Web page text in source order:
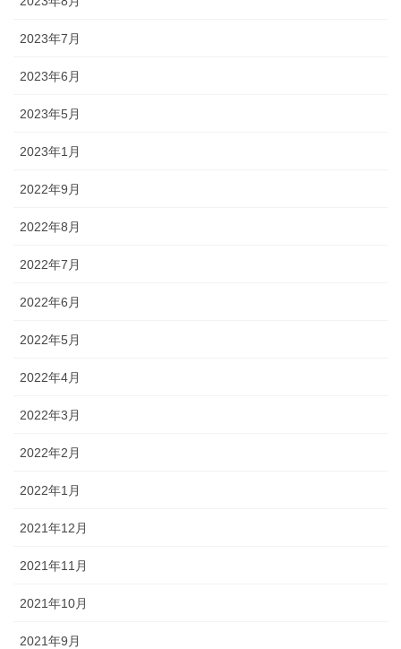
2023年7月
2023年6月
2023年5月
2023年1月
2022年9月
2022年8月
2022年7月
2022年6月
2022年5月
2022年4月
2022年3月
2022年2月
2022年1月
2021年12月
2021年11月
2021年10月
2021年9月